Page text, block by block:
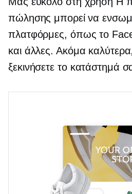
πώλησης μπορεί να
πλατφόρμες, όπως το
και άλλες. Ακόμα
ξεκινήσετε το κατάστημά